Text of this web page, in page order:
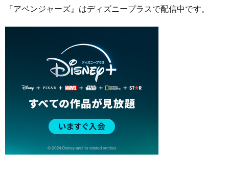
『アベンジャーズ』はディズニープラスで配信中です。